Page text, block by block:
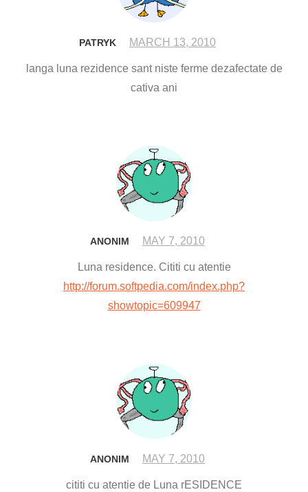
PATRYK MARCH 13, 2010
langa luna rezidence sant niste ferme dezafectate de
cativa ani
ANONIM MAY 7, 2010
Luna residence. Cititi cu atentie
http://forum.softpedia.com/index.php?
showtopic=609947
ANONIM MAY 7, 2010
cititi cu atentie de Luna rESIDENCE